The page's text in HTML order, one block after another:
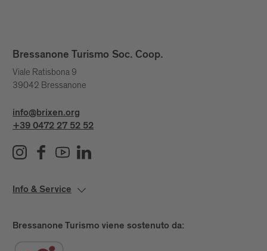
Bressanone Turismo Soc. Coop.
Viale Ratisbona 9
39042 Bressanone
info@brixen.org
+39 0472 27 52 52
Info & Service
Bressanone Turismo viene sostenuto da: